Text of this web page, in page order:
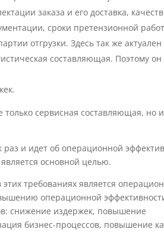
заказа и его доставка,
сроки претензионной
отгрузки. Здесь так же актуален
составляющая. Поэтому
только сервисная составляющая, но и
раз и идет об операционной
основной целью.
требованиях является
операционной
снижение издержек, повышение
бизнес-процессов, повышение